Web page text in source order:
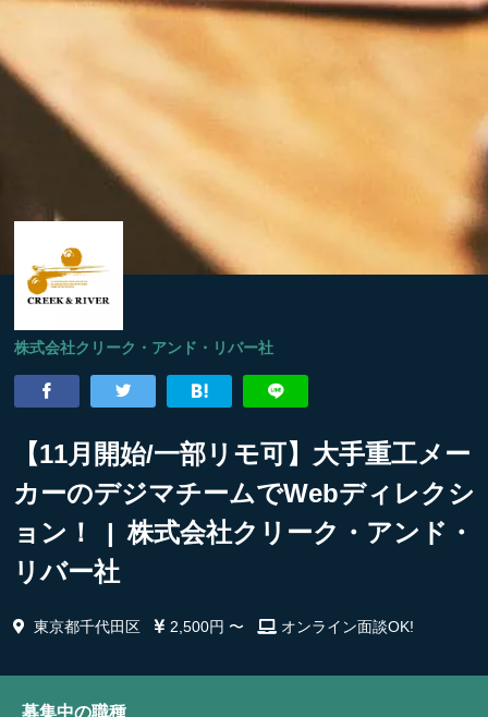
株式会社クリーク・アンド・リバー社
【11月開始/一部リモ可】大手重工メー
カーのデジマチームでWebディレクシ
ョン！ | 株式会社クリーク・アンド・
リバー社
東京都千代田区 2,500円 〜 オンライン面談OK!
募集中の職種